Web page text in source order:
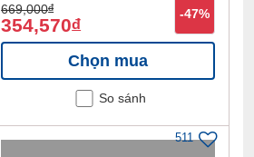
669,000đ
354,570đ
-47%
Chọn mua
So sánh
511